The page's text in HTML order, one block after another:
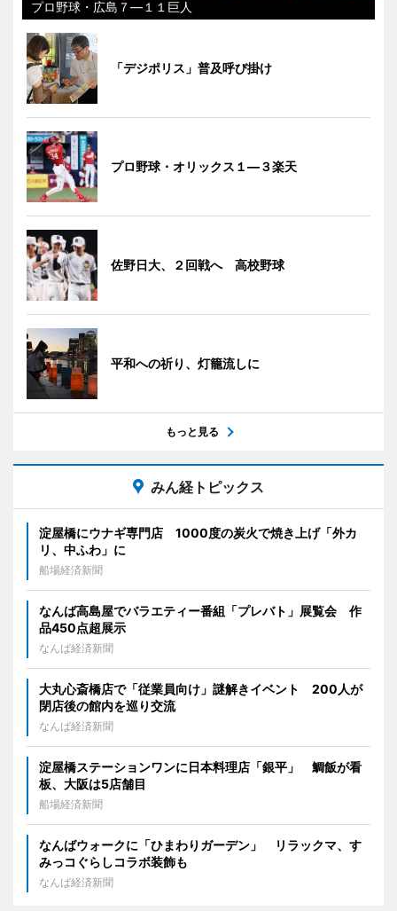
プロ野球・広島７―１１巨人
「デジポリス」普及呼び掛け
プロ野球・オリックス１―３楽天
佐野日大、２回戦へ 高校野球
平和への祈り、灯籠流しに
もっと見る
みん経トピックス
淀屋橋にウナギ専門店 1000度の炭火で焼き上げ「外カ
リ、中ふわ」に
船場経済新聞
なんば高島屋でバラエティー番組「プレバト」展覧会 作
品450点超展示
なんば経済新聞
大丸心斎橋店で「従業員向け」謎解きイベント 200人が
閉店後の館内を巡り交流
なんば経済新聞
淀屋橋ステーションワンに日本料理店「銀平」 鯛飯が看
板、大阪は5店舗目
船場経済新聞
なんばウォークに「ひまわりガーデン」 リラックマ、す
みっコぐらしコラボ装飾も
なんば経済新聞